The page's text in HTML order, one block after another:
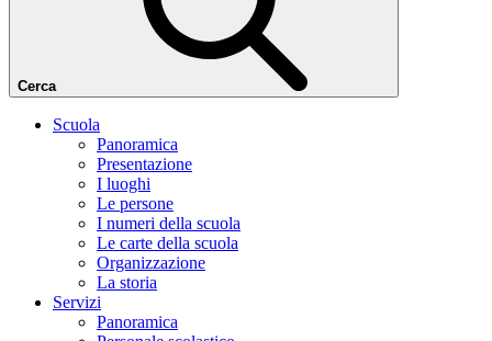
Cerca
Scuola
Panoramica
Presentazione
I luoghi
Le persone
I numeri della scuola
Le carte della scuola
Organizzazione
La storia
Servizi
Panoramica